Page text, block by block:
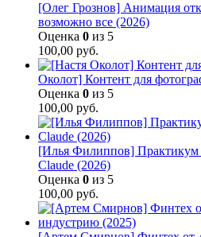
[Олег Грознов] Анимация
возможно все (2026)
Оценка 0 из 5
100,00 руб.
Околот] Контент для
Оценка 0 из 5
100,00 руб.
[Илья Филиппов] Практикум
Claude (2026)
Оценка 0 из 5
100,00 руб.